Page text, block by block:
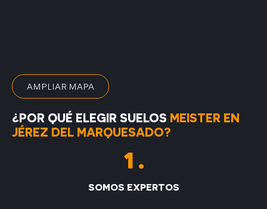
AMPLIAR MAPA
¿POR QUÉ ELEGIR SUELOS MEISTER EN
JÉREZ DEL MARQUESADO?
SOMOS EXPERTOS